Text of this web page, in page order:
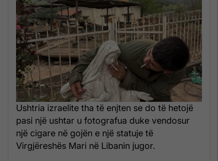
Ushtria izraelite tha të enjten se do të hetojë
pasi një ushtar u fotografua duke vendosur
një cigare në gojën e një statuje të
Virgjëreshës Mari në Libanin jugor.